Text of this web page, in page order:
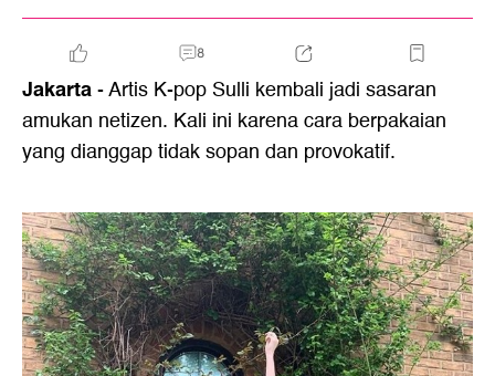
8
Jakarta- Artis K-pop Sulli kembali jadi sasaran
amukan netizen. Kali ini karena cara berpakaian
yang dianggap tidak sopan dan provokatif.